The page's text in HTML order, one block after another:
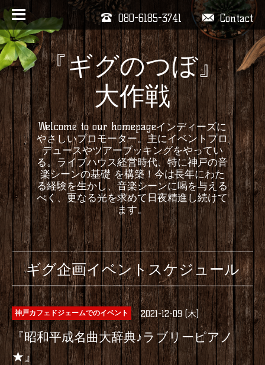
Contact
080-6185-3741
『ギグのつぼ』
大作戦
Welcome to our homepageインディーズに
やさしいプロモーター。主にイベントプロ
デュースやツアーブッキングをやってい
る。ライブハウス経営時代、特に神戸の音
楽シーンの基礎 を構築！今は長年にわた
る経験を生かし、音楽シーンに喝を与える
べく、更なる光を求めて日夜精進し続けて
ます。
ギグ企画イベントスケジュール
神戸カフェドジェームでのイベント 2021-12-09 (木)
『昭和平成名曲大辞典♪ラブリーピアノ
★』